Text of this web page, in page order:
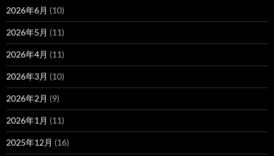
2026年6月 (10)
2026年5月 (11)
2026年4月 (11)
2026年3月 (10)
2026年2月 (9)
2026年1月 (11)
2025年12月 (16)